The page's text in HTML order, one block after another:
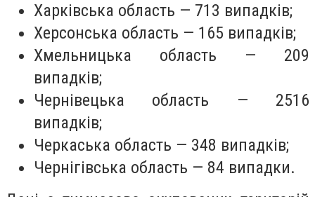
Харківська область — 713 випадків;
Херсонська область — 165 випадків;
Хмельницька область — 209
випадків;
Чернівецька область — 2516
випадків;
Черкаська область — 348 випадків;
Чернігівська область — 84 випадки.